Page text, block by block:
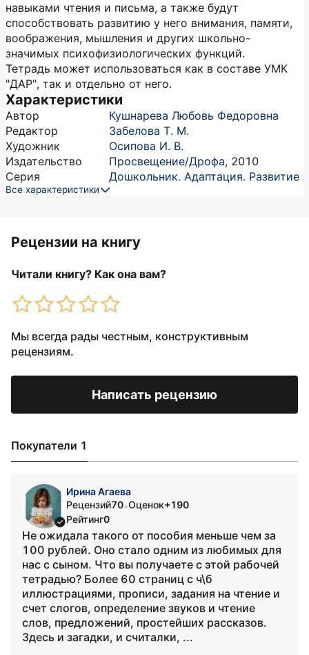
навыками чтения и письма, а также будут
способствовать развитию у него внимания, памяти,
воображения, мышления и других школьно-
значимых психофизиологических функций.
Тетрадь может использоваться как в составе УМК
"ДАР", так и отдельно от него.
Характеристики
Автор
Кушнарева Любовь Федоровна
Редактор
Забелова Т. М.
Художник
Осипова И. В.
Издательство
Просвещение/Дрофа, 2010
Серия
Дошкольник. Адаптация. Развитие
Все характеристики
Рецензии на книгу
Читали книгу? Как она вам?
Мы всегда рады честным, конструктивным
рецензиям.
Написать рецензию
Покупатели 1
Ирина Агаева
Рецензий70•Оценок+190
Рейтинг0
Не ожидала такого от пособия меньше чем за
100 рублей. Оно стало одним из любимых для
нас с сыном. Что вы получаете с этой рабочей
тетрадью? Более 60 страниц с ч\б
иллюстрациями, прописи, задания на чтение и
счет слогов, определение звуков и чтение
слов, предложений, простейших рассказов.
Здесь и загадки, и считалки, ...